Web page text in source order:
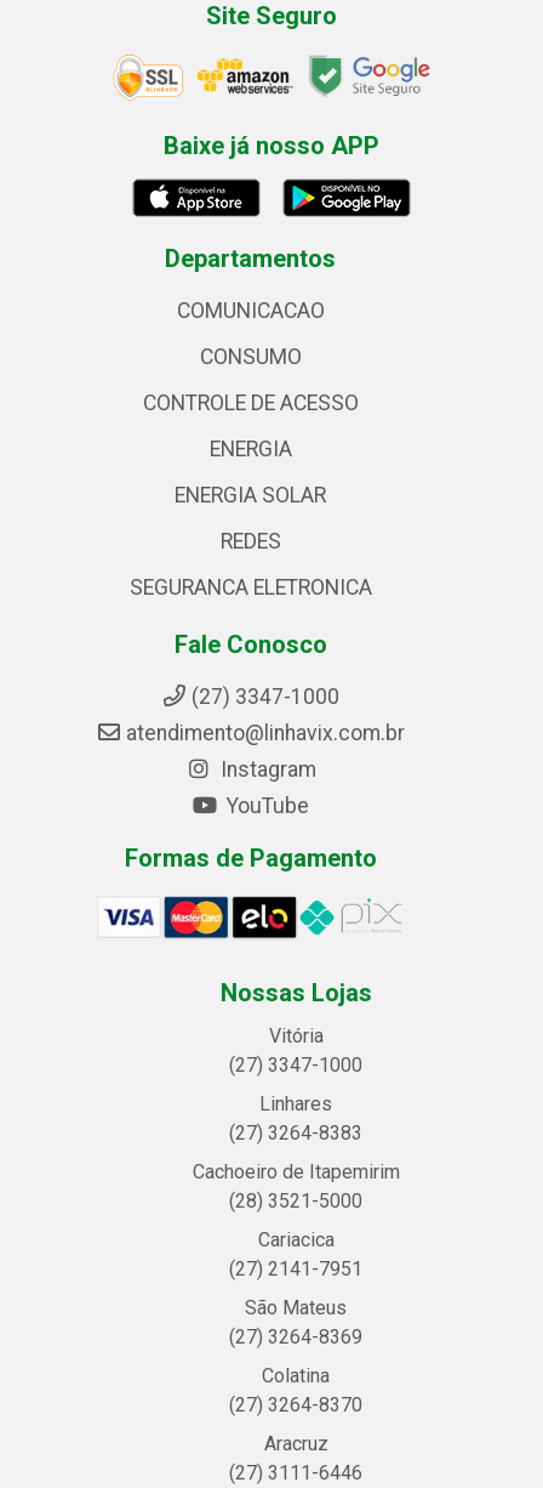
Site Seguro
Baixe já nosso APP
Departamentos
COMUNICACAO
CONSUMO
CONTROLE DE ACESSO
ENERGIA
ENERGIA SOLAR
REDES
SEGURANCA ELETRONICA
Fale Conosco
(27) 3347-1000
atendimento@linhavix.com.br
Instagram
YouTube
Formas de Pagamento
Nossas Lojas
Vitória
(27) 3347-1000
Linhares
(27) 3264-8383
Cachoeiro de Itapemirim
(28) 3521-5000
Cariacica
(27) 2141-7951
São Mateus
(27) 3264-8369
Colatina
(27) 3264-8370
Aracruz
(27) 3111-6446